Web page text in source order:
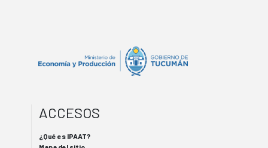
ACCESOS
¿Qué es IPAAT?